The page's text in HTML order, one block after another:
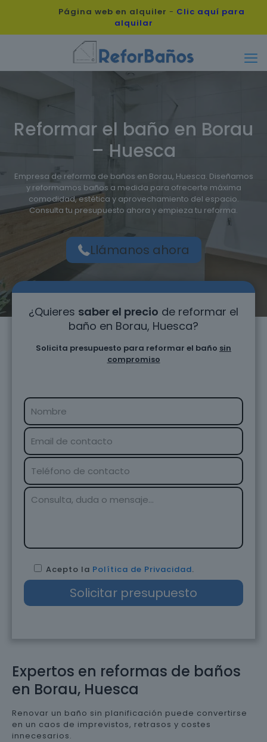
Página web en alquiler - Clic aquí para
alquilar
Reformar el baño en Borau
– Huesca
Empresa de reforma de baños en Borau, Huesca. Diseñamos
y reformamos baños a medida para ofrecerte máxima
comodidad, estética y aprovechamiento del espacio.
Consulta tu presupuesto ahora y empieza tu reforma.
Llámanos ahora
Expertos en reformas de baños
en Borau, Huesca
Renovar un baño sin planificación puede convertirse
en un caos de imprevistos, retrasos y costes
innecesarios.
¿Quieres saber el precio de reformar el
baño en Borau, Huesca?
Solicita presupuesto para reformar el baño sin
compromiso
Acepto la Política de Privacidad.